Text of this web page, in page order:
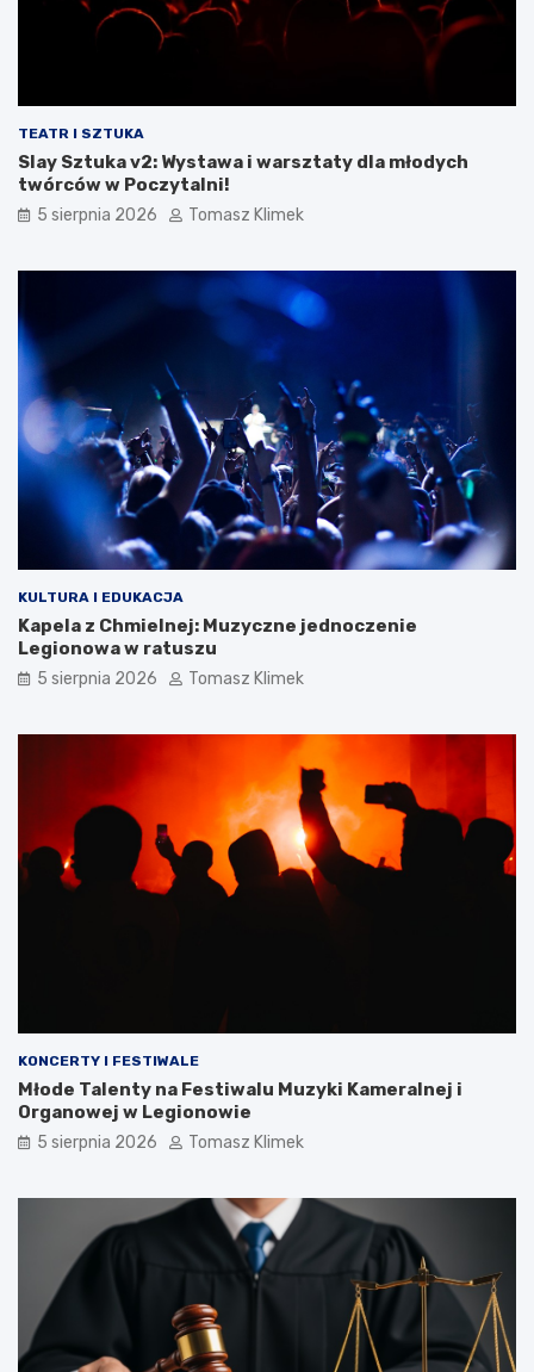
TEATR I SZTUKA
Slay Sztuka v2: Wystawa i warsztaty dla młodych
twórców w Poczytalni!
5 sierpnia 2026 Tomasz Klimek
KULTURA I EDUKACJA
Kapela z Chmielnej: Muzyczne jednoczenie
Legionowa w ratuszu
5 sierpnia 2026 Tomasz Klimek
KONCERTY I FESTIWALE
Młode Talenty na Festiwalu Muzyki Kameralnej i
Organowej w Legionowie
5 sierpnia 2026 Tomasz Klimek